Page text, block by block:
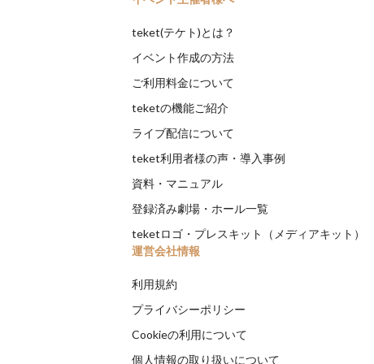
teket(テケト)とは？
イベント作成の方法
ご利用料金について
teketの機能ご紹介
ライブ配信について
teket利用者様の声・導入事例
資料・マニュアル
登録済み劇場・ホール一覧
teketロゴ・プレスキット（メディアキット）
運営会社情報
利用規約
プライバシーポリシー
Cookieの利用について
個人情報の取り扱いについて